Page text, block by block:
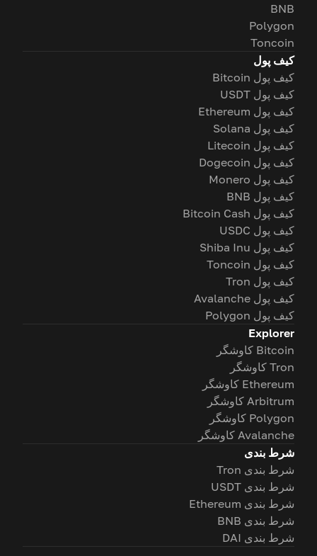
BNB
Polygon
Toncoin
کیف پول
کیف پول Bitcoin
کیف پول USDT
کیف پول Ethereum
کیف پول Solana
کیف پول Litecoin
کیف پول Dogecoin
کیف پول Monero
کیف پول BNB
کیف پول Bitcoin Cash
کیف پول USDC
کیف پول Shiba Inu
کیف پول Toncoin
کیف پول Tron
کیف پول Avalanche
کیف پول Polygon
Explorer
Bitcoin کاوشگر
Tron کاوشگر
Ethereum کاوشگر
Arbitrum کاوشگر
Polygon کاوشگر
Avalanche کاوشگر
شرط بندی
شرط بندی Tron
شرط بندی USDT
شرط بندی Ethereum
شرط بندی BNB
شرط بندی DAI